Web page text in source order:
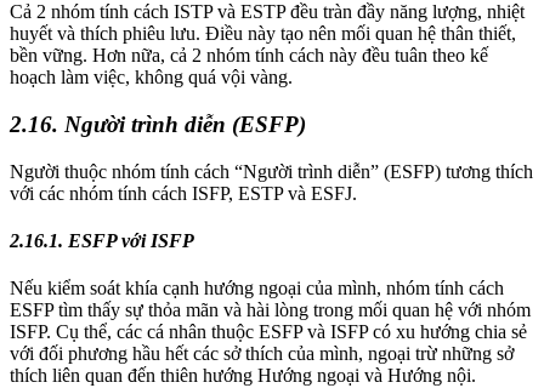
Cả 2 nhóm tính cách ISTP và ESTP đều tràn đầy năng lượng, nhiệt
huyết và thích phiêu lưu. Điều này tạo nên mối quan hệ thân thiết,
bền vững. Hơn nữa, cả 2 nhóm tính cách này đều tuân theo kế
hoạch làm việc, không quá vội vàng.
2.16. Người trình diễn (ESFP)
Người thuộc nhóm tính cách “Người trình diễn” (ESFP) tương thích
với các nhóm tính cách ISFP, ESTP và ESFJ.
2.16.1. ESFP với ISFP
Nếu kiểm soát khía cạnh hướng ngoại của mình, nhóm tính cách
ESFP tìm thấy sự thỏa mãn và hài lòng trong mối quan hệ với nhóm
ISFP. Cụ thể, các cá nhân thuộc ESFP và ISFP có xu hướng chia sẻ
với đối phương hầu hết các sở thích của mình, ngoại trừ những sở
thích liên quan đến thiên hướng Hướng ngoại và Hướng nội.